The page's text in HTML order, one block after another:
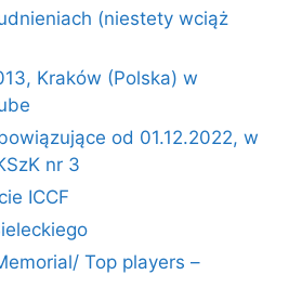
(niestety wciąż
Kraków (Polska) w
od 01.12.2022, w
nr 3
ICCF
Top players –